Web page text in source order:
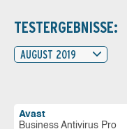
TESTERGEBNISSE:
AUGUST 2019
Avast
Business Antivirus Pro